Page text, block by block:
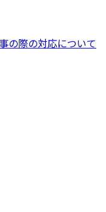
の際の対応について